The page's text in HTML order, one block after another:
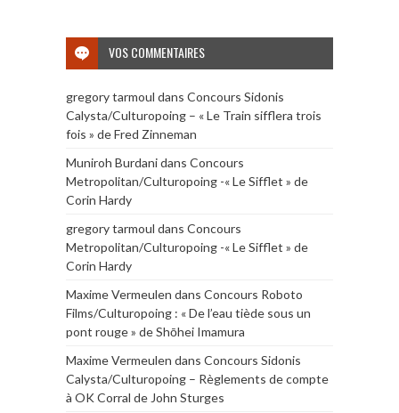
VOS COMMENTAIRES
gregory tarmoul dans Concours Sidonis
Calysta/Culturopoing – « Le Train sifflera trois
fois » de Fred Zinneman
Muniroh Burdanidans Concours
Metropolitan/Culturopoing -« Le Sifflet » de
Corin Hardy
gregory tarmoul dans Concours
Metropolitan/Culturopoing -« Le Sifflet » de
Corin Hardy
Maxime Vermeulen dans Concours Roboto
Films/Culturopoing : « De l’eau tiède sous un
pont rouge » de Shōhei Imamura
Maxime Vermeulen dans Concours Sidonis
Calysta/Culturopoing – Règlements de compte
à OK Corral de John Sturges